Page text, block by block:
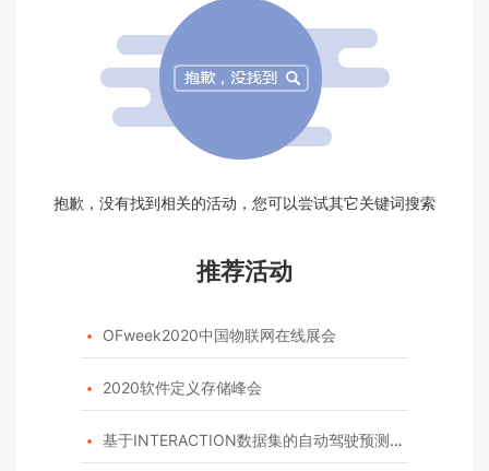
抱歉，没有找到相关的活动，您可以尝试其它关键词搜索
推荐活动
 OFweek2020中国物联网在线展会
 2020软件定义存储峰会
 基于INTERACTION数据集的自动驾驶预测模型挑战赛